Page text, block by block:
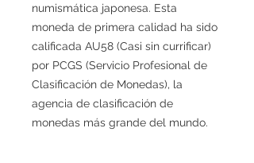
numismática japonesa. Esta
moneda de primera calidad ha sido
calificada AU58 (Casi sin currificar)
por PCGS (Servicio Profesional de
Clasificación de Monedas), la
agencia de clasificación de
monedas más grande del mundo.